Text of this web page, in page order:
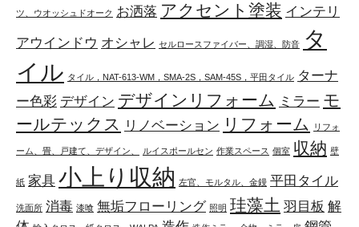
ツ、ウオッシュドオーク お洒落 アクセント塗装 インテリ
アウインドウ オシャレ セルロースファイバー、調湿、防音 タ
イル タイル，NAT-613-WM，SMA-2S，SAM-45S，平田タイル ターナ
ー色彩 デザイン デザインリフォーム ミラー モ
ールテックス
リノベーション リフォーム リフォ
ーム、畳、戸建て、デザイン、 ルイスポールセン 作業スペース 個室 収納 壁
紙 家具 小上り収納 左官、モルタル、金鏝 平田タイル
洗面所 消毒 漆喰 無垢フローリング 照明 珪藻土 羽目板 解